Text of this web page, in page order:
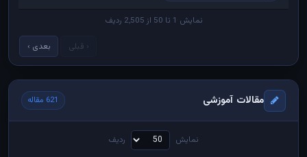
نمایش 1 تا 50 از 2,505 ردیف
‹ قبلی بعدی ›
مقالات آموزشی 621 مقاله
نمایش ردیف